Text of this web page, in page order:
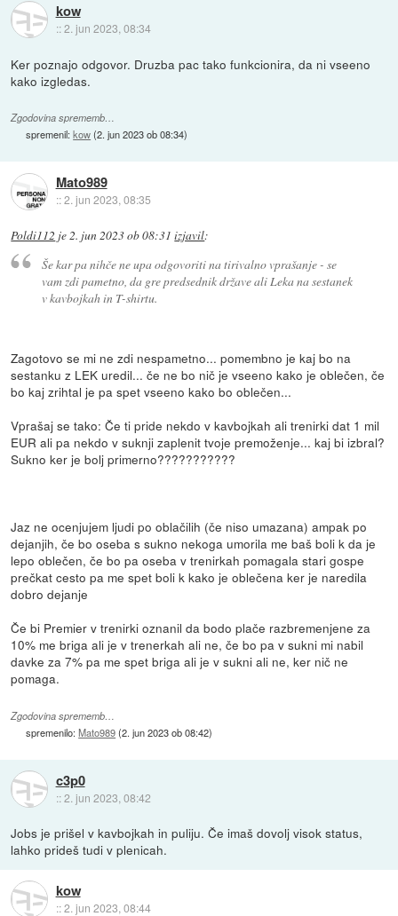
kow
::2. jun 2023, 08:34
Ker poznajo odgovor. Druzba pac tako funkcionira, da ni vseeno
kako izgledas.
Zgodovina sprememb…
spremenil:kow(2. jun 2023 ob 08:34)
Mato989
::2. jun 2023, 08:35
Poldi112 je2. jun 2023 ob 08:31 izjavil:
Še kar pa nihče ne upa odgovoriti na tirivalno vprašanje - se
vam zdi pametno, da gre predsednik države ali Leka na sestanek
v kavbojkah in T-shirtu.
Zagotovo se mi ne zdi nespametno... pomembno je kaj bo na
sestanku z LEK uredil... če ne bo nič je vseeno kako je oblečen, če
bo kaj zrihtal je pa spet vseeno kako bo oblečen...
Vprašaj se tako: Če ti pride nekdo v kavbojkah ali trenirki dat 1 mil
EUR ali pa nekdo v suknji zaplenit tvoje premoženje... kaj bi izbral?
Sukno ker je bolj primerno???????????
Jaz ne ocenjujem ljudi po oblačilih (če niso umazana) ampak po
dejanjih, če bo oseba s sukno nekoga umorila me baš boli k da je
lepo oblečen, če bo pa oseba v trenirkah pomagala stari gospe
prečkat cesto pa me spet boli k kako je oblečena ker je naredila
dobro dejanje
Če bi Premier v trenirki oznanil da bodo plače razbremenjene za
10% me briga ali je v trenerkah ali ne, če bo pa v sukni mi nabil
davke za 7% pa me spet briga ali je v sukni ali ne, ker nič ne
pomaga.
Zgodovina sprememb…
spremenilo:Mato989(2. jun 2023 ob 08:42)
c3p0
::2. jun 2023, 08:42
Jobs je prišel v kavbojkah in puliju. Če imaš dovolj visok status,
lahko prideš tudi v plenicah.
kow
::2. jun 2023, 08:44